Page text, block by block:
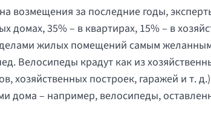
возмещения за последние годы,
домах, 35% – в квартирах, 15% – в
жилых помещений самым
Велосипеды крадут как из
хозяйственных построек, гаражей и т.
дома – например, велосипеды,